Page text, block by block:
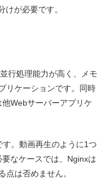
が必要です。
行処理能力が高く、メモ
リケーションです。同時
Webサーバーアプリケ
。動画再生のように1つ
なケースでは、Nginxは
点は否めません。